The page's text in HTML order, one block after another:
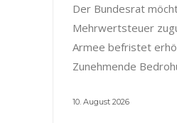
Der Bundesrat
Mehrwertsteuer
Armee befristet
Zunehmende
10. August 2026